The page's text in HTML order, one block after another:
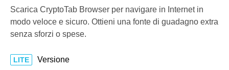
Scarica CryptoTab Browser per navigare in Internet in
modo veloce e sicuro. Ottieni una fonte di guadagno extra
senza sforzi o spese.
LITE Versione